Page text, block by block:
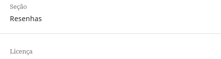
Seção
Resenhas
Licença